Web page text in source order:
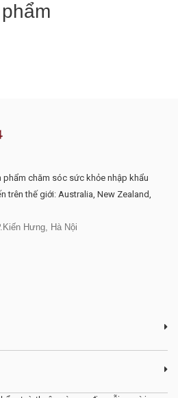
chăm sóc sức khỏe nhập khẩu
trên thế giới: Australia, New Zealand,
Hưng, Hà Nội